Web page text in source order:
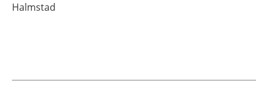
Halmstad